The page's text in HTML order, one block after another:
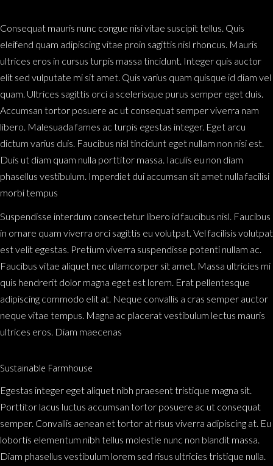
Consequat mauris nunc congue nisi vitae suscipit tellus. Quis
eleifend quam adipiscing vitae proin sagittis nisl rhoncus. Mauris
ultrices eros in cursus turpis massa tincidunt. Integer quis auctor
elit sed vulputate mi sit amet. Quis varius quam quisque id diam vel
quam. Ultrices sagittis orci a scelerisque purus semper eget duis.
Accumsan tortor posuere ac ut consequat semper viverra nam
libero. Malesuada fames ac turpis egestas integer. Eget arcu
dictum varius duis. Faucibus nisl tincidunt eget nullam non nisi est.
Duis ut diam quam nulla porttitor massa. Iaculis eu non diam
phasellus vestibulum. Imperdiet dui accumsan sit amet nulla facilisi
morbi tempus
Suspendisse interdum consectetur libero id faucibus nisl. Faucibus
in ornare quam viverra orci sagittis eu volutpat. Vel facilisis volutpat
est velit egestas. Pretium viverra suspendisse potenti nullam ac.
Faucibus vitae aliquet nec ullamcorper sit amet. Massa ultricies mi
quis hendrerit dolor magna eget est lorem. Erat pellentesque
adipiscing commodo elit at. Neque convallis a cras semper auctor
neque vitae tempus. Magna ac placerat vestibulum lectus mauris
ultrices eros. Diam maecenas
Sustainable Farmhouse
Egestas integer eget aliquet nibh praesent tristique magna sit.
Porttitor lacus luctus accumsan tortor posuere ac ut consequat
semper. Convallis aenean et tortor at risus viverra adipiscing at. Eu
lobortis elementum nibh tellus molestie nunc non blandit massa.
Diam phasellus vestibulum lorem sed risus ultricies tristique nulla.